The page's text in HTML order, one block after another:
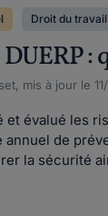
Droit du travail
mis à jour le
et évalué les
annuel de
la sécurité